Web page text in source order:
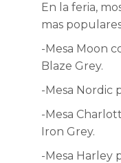
En la feria,
mas
-Mesa Moon
Blaze Grey.
-Mesa Nordic
-Mesa
Iron Grey.
-Mesa Harley